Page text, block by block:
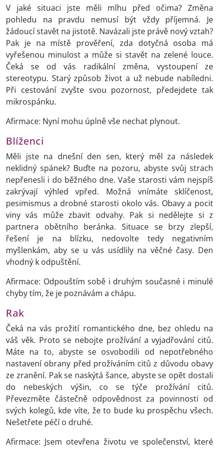
V jaké situaci jste měli mlhu před očima? Změna
pohledu na pravdu nemusí být vždy příjemná. Je
žádoucí stavět na jistotě. Navázali jste právě nový vztah?
Pak je na místě prověření, zda dotyčná osoba má
vyřešenou minulost a může si stavět na zelené louce.
Čeká se od vás radikální změna, vystoupení ze
stereotypu. Starý způsob život a už nebude nabíledni.
Při cestování zvyšte svou pozornost, předejdete tak
mikrospánku.
Afirmace: Nyní mohu úplně vše nechat plynout.
Blíženci
Měli jste na dnešní den sen, který měl za následek
neklidný spánek? Buďte na pozoru, abyste svůj strach
nepřenesli i do běžného dne. Vaše starosti vám nejspíš
zakrývají výhled vpřed. Možná vnímáte sklíčenost,
pesimismus a drobné starosti okolo vás. Obavy a pocit
viny vás může zbavit odvahy. Pak si nedělejte si z
partnera obětního beránka. Situace se brzy zlepší,
řešení je na blízku, nedovolte tedy negativním
myšlenkám, aby se u vás usídlily na věčné časy. Den
vhodný k odpuštění.
Afirmace: Odpouštím sobě i druhým současné i minulé
chyby tím, že je poznávám a chápu.
Rak
Čeká na vás prožití romantického dne, bez ohledu na
váš věk. Proto se nebojte prožívání a vyjadřování citů.
Máte na to, abyste se osvobodili od nepotřebného
nastavení obrany před prožíváním citů z důvodu obavy
ze zranění. Pak se naskýtá šance, abyste se opět dostali
do nebeských výšin, co se týče prožívání citů.
Převezměte částečně odpovědnost za povinnosti od
svých kolegů, kde víte, že to bude ku prospěchu všech.
Nešetřete péčí o druhé.
Afirmace: Jsem otevřena životu ve společenství, které